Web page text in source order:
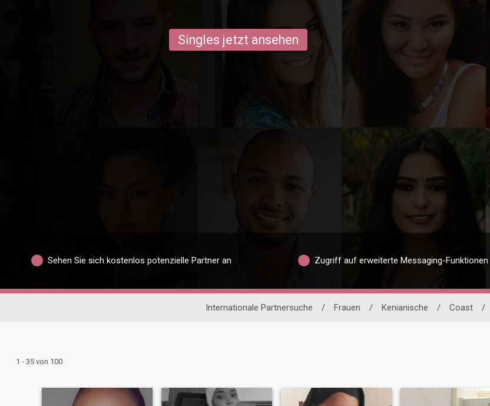
Singles jetzt ansehen
Sehen Sie sich kostenlos potenzielle Partner an Zugriff auf erweiterte Messaging-Funktionen
Internationale Partnersuche / Frauen / Kenianische / Coast /
1 - 35 von 100